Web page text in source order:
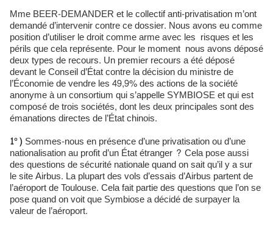
Mme BEER-DEMANDER et le collectif anti-privatisation m’ont
demandé d’intervenir contre ce dossier. Nous avons eu comme
position d’utiliser le droit comme arme avec les risques et les
périls que cela représente. Pour le moment nous avons déposé
deux types de recours. Un premier recours a été déposé
devant le Conseil d’État contre la décision du ministre de
l’Économie de vendre les 49,9% des actions de la société
anonyme à un consortium qui s’appelle SYMBIOSE et qui est
composé de trois sociétés, dont les deux principales sont des
émanations directes de l’État chinois.
1°)Sommes-nous en présence d’une privatisation ou d’une
nationalisation au profit d’un État étranger ? Cela pose aussi
des questions de sécurité nationale quand on sait qu’il y a sur
le site Airbus. La plupart des vols d’essais d’Airbus partent de
l’aéroport de Toulouse. Cela fait partie des questions que l’on se
pose quand on voit que Symbiose a décidé de surpayer la
valeur de l’aéroport.